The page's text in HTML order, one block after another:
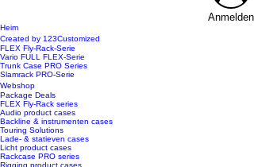
Anmelden
Heim
Created by 123Customized
FLEX Fly-Rack-Serie
Vario FULL FLEX-Serie
Trunk Case PRO Series
Slamrack PRO-Serie
Webshop
Package Deals
FLEX Fly-Rack series
Audio product cases
Backline & instrumenten cases
Touring Solutions
Lade- & statieven cases
Licht product cases
Rackcase PRO series